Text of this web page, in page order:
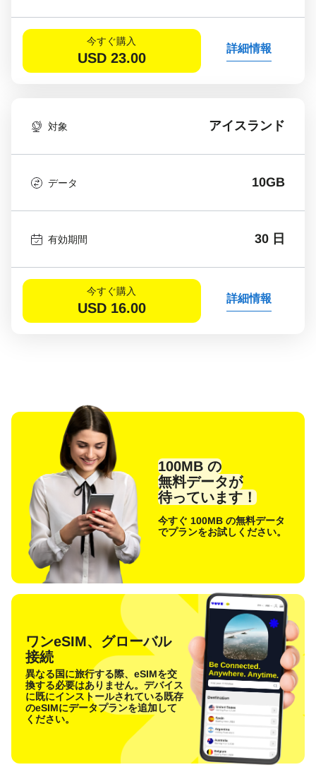
今すぐ購入
USD 23.00
詳細情報
対象 アイスランド
データ 10GB
有効期間 30 日
今すぐ購入
USD 16.00
詳細情報
100MB の
無料データが
待っています！
今すぐ 100MB の無料データ
でプランをお試しください。
ワンeSIM、グローバル
接続
異なる国に旅行する際、eSIMを交
換する必要はありません。デバイス
に既にインストールされている既存
のeSIMにデータプランを追加して
ください。